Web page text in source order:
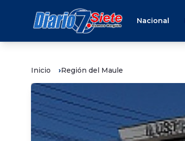
Nacional
Inicio Región del Maule